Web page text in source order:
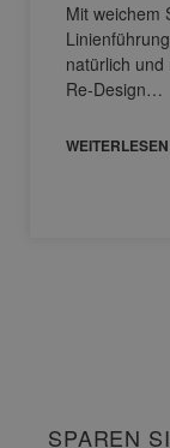
Mit weichem
natürlich
Re-Design…
SPAREN